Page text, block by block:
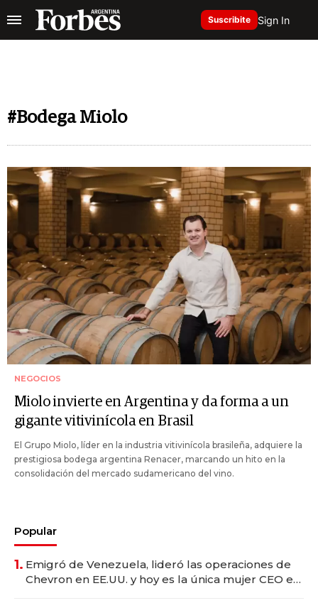
Suscribite Sign In
#Bodega Miolo
NEGOCIOS
Miolo invierte en Argentina y da forma a un
gigante vitivinícola en Brasil
El Grupo Miolo, líder en la industria vitivinícola brasileña, adquiere la
prestigiosa bodega argentina Renacer, marcando un hito en la
consolidación del mercado sudamericano del vino.
Popular
1. Emigró de Venezuela, lideró las operaciones de
Chevron en EE.UU. y hoy es la única mujer CEO en